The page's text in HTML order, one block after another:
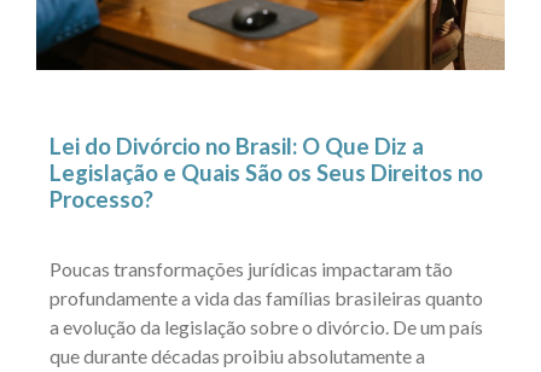
Lei do Divórcio no Brasil: O Que Diz a
Legislação e Quais São os Seus Direitos no
Processo?
Poucas transformações jurídicas impactaram tão
profundamente a vida das famílias brasileiras quanto
a evolução da legislação sobre o divórcio. De um país
que durante décadas proibiu absolutamente a